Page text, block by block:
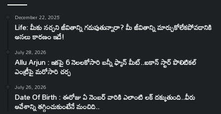
December 22, 2025
Life: మీకు నచ్చని జీవితాన్ని గడుపుతున్నారా? మీ జీవితాన్ని మార్చుకోలేకపోవడానికి
అసలు కారణం ఇదే!
July 28, 2026
Allu Arjun : ఇకపై 6 నెలలకోసారి బన్నీ ఫ్యాన్ మీట్..ఐకాన్ స్టార్ పొలిటికల్
ఎంట్రీపై మరోసారి చర్చ
July 26, 2026
Date Of Birth : ఈరోజు ఏ నెంబర్ వారికి ఎలాంటి లక్ దక్కుతుంది..వీరు
ఆవేశాన్ని తగ్గించుకుంటేనే మంచిది..